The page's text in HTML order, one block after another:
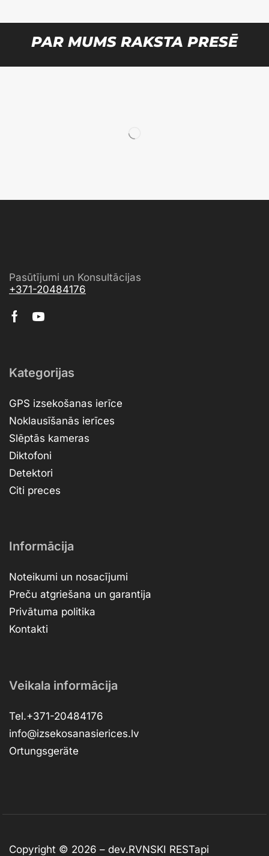
PAR MUMS RAKSTA PRESĒ
Pasūtījumi un Konsultācijas
+371-20484176
Kategorijas
GPS izsekošanas ierīce
Noklausīšanās ierīces
Slēptās kameras
Diktofoni
Detektori
Citi preces
Informācija
Noteikumi un nosacījumi
Preču atgriešana un garantija
Privātuma politika
Kontakti
Veikala informācija
Tel.+371-20484176
info@izsekosanasierices.lv
Ortungsgeräte
Copyright © 2026 – dev.RVNSKI RESTapi